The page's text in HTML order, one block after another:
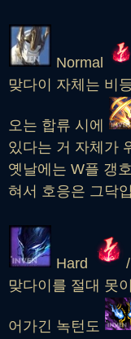
Normal
맞다이 자체는 비
오는 합류 시에
있다는 거 자체가
옛날에는 W플 갱
혀서 호응은 그닥
Hard
/
맞다이를 절대 못
어가긴 녹턴도